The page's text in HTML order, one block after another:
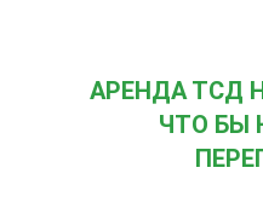
АРЕНДА ТСД
ЧТО БЫ